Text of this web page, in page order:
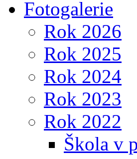
Fotogalerie
Rok 2026
Rok 2025
Rok 2024
Rok 2023
Rok 2022
Škola v